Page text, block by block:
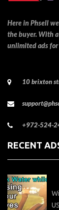
Here in Phsell
the buyer. With
unlimited ads
10 brixton
+972-524-
RECENT